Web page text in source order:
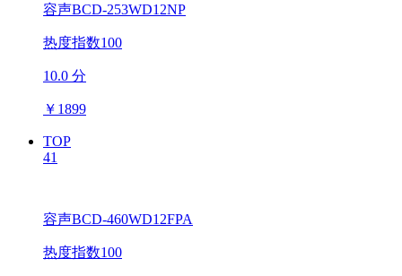
容声BCD-253WD12NP
热度指数100
10.0 分
￥ 1899
TOP
41
容声BCD-460WD12FPA
热度指数100